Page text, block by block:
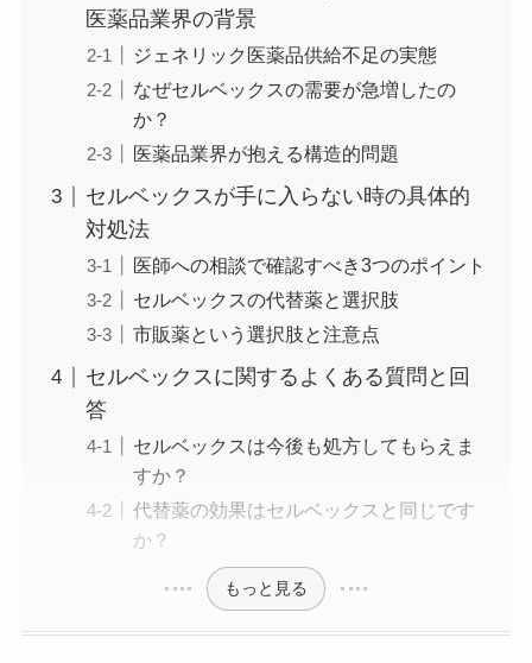
医薬品業界の背景
ジェネリック医薬品供給不足の実態
なぜセルベックスの需要が急増したの
か？
医薬品業界が抱える構造的問題
セルベックスが手に入らない時の具体的
対処法
医師への相談で確認すべき3つのポイント
セルベックスの代替薬と選択肢
市販薬という選択肢と注意点
セルベックスに関するよくある質問と回
答
セルベックスは今後も処方してもらえま
すか？
代替薬の効果はセルベックスと同じです
か？
もっと見る